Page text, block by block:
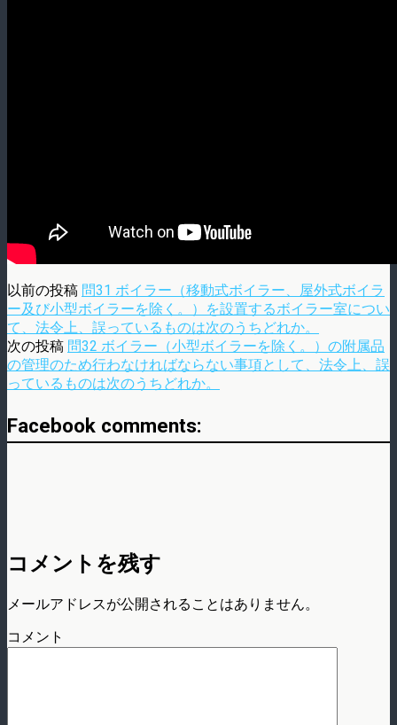
以前の投稿 問31 ボイラー（移動式ボイラー、屋外式ボイラ
ー及び小型ボイラーを除く。）を設置するボイラー室につい
て、法令上、誤っているものは次のうちどれか。
次の投稿 問32 ボイラー（小型ボイラーを除く。）の附属品
の管理のため行わなければならない事項として、法令上、誤
っているものは次のうちどれか。
Facebook comments:
コメントを残す
メールアドレスが公開されることはありません。
コメント